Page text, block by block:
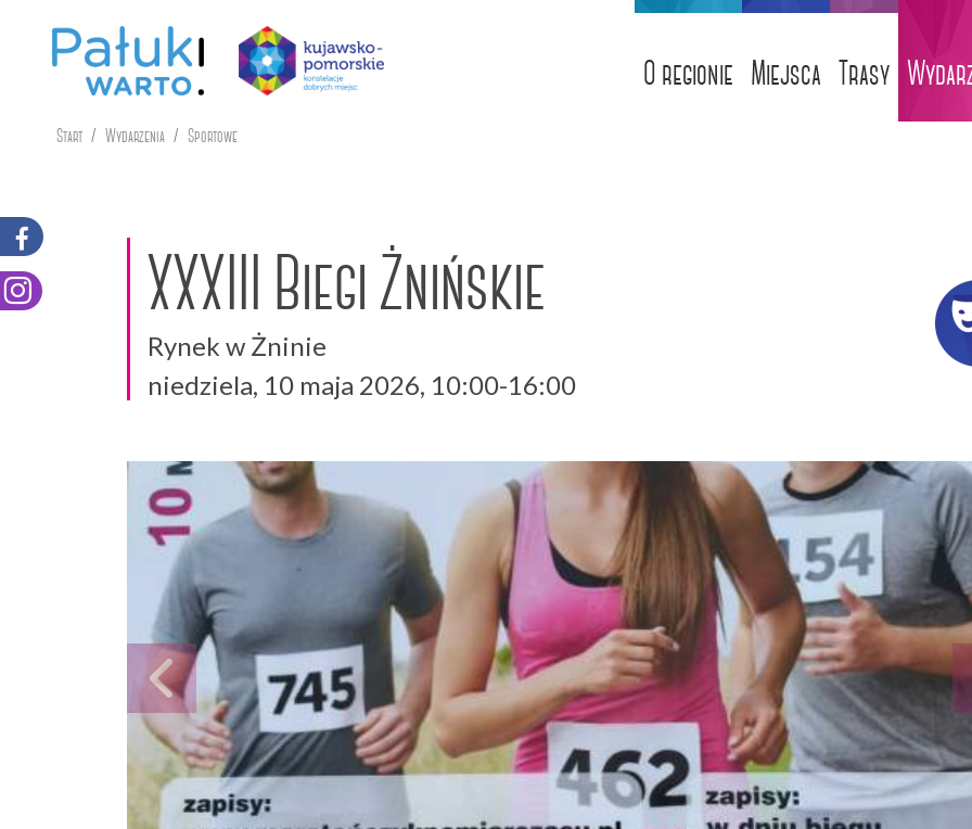
O regionie Miejsca Trasy
Start Wydarzenia Sportowe
XXXIII Biegi Żnińskie
Rynek w Żninie
niedziela, 10 maja 2026, 10:00-16:00